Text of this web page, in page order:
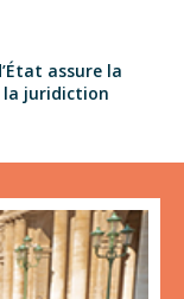
assure la
juridiction